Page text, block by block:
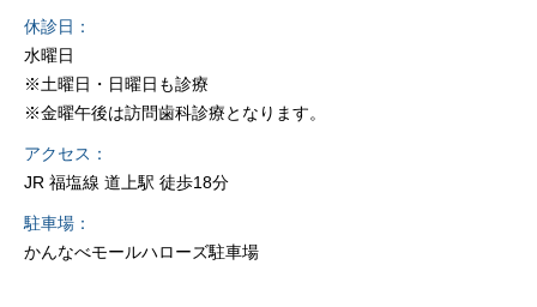
休診日
水曜日
※土曜日・日曜日も診療
※金曜午後は訪問歯科診療となります。
アクセス
JR 福塩線 道上駅 徒歩18分
駐車場
かんなべモールハローズ駐車場